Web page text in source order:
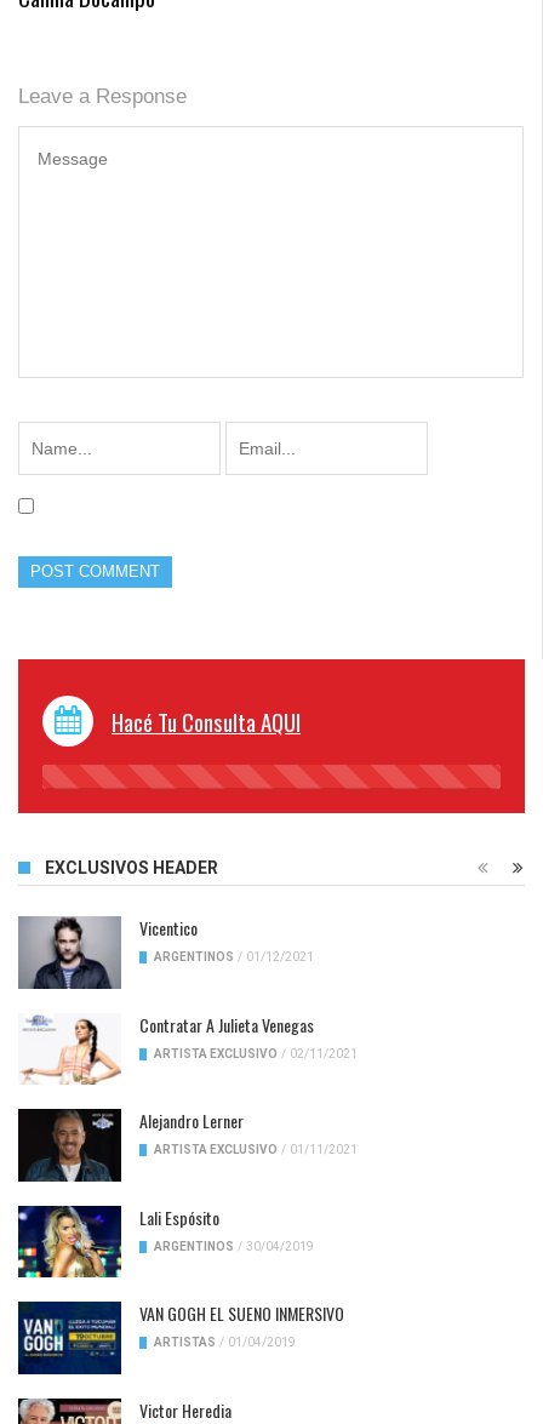
Leave a Response
Hacé Tu Consulta AQUI
45%
EXCLUSIVOS HEADER
Vicentico
ARGENTINOS / 01/12/2021
Contratar A Julieta Venegas
ARTISTA EXCLUSIVO / 02/11/2021
Alejandro Lerner
ARTISTA EXCLUSIVO / 01/11/2021
Lali Espósito
ARGENTINOS / 30/04/2019
VAN GOGH EL SUENO INMERSIVO
ARTISTAS / 01/04/2019
Victor Heredia